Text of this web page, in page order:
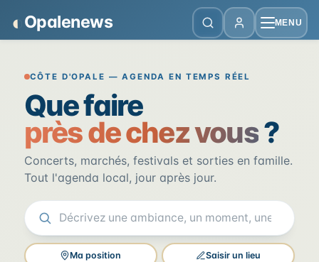
◐ Opalenews MENU
Opalenews — Événements de la
CÔTE D'OPALE — AGENDA EN TEMPS RÉEL
Que faire
près de chez vous?
Concerts, marchés, festivals et sorties en famille.
Tout l'agenda local, jour après jour.
Ma position Saisir un lieu